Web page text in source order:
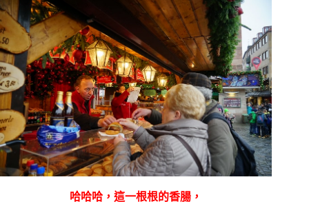
哈哈哈，這一根根的香腸，